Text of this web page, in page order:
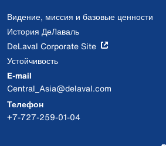
Видение, миссия и базовые ценности
История ДеЛаваль
DeLaval Corporate Site
Устойчивость
E-mail
Central_Asia@delaval.com
Телефон
+7-727-259-01-04